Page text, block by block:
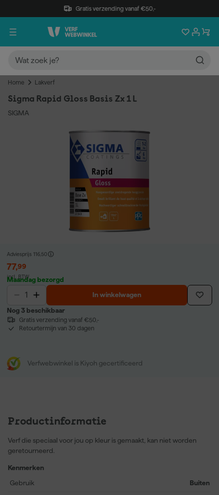
Gratis verzending vanaf €50,-
Home Lakverf
Sigma Rapid Gloss Basis Zx 1 L
SIGMA
Adviesprijs 116,50
77,99
incl. BTW
Maandag bezorgd
In winkelwagen
Nog 3 beschikbaar
Gratis verzending vanaf €50,-
Retourtermijn van 30 dagen
Verfwebwinkel is Kiyoh gecertificeerd
Productinformatie
Verf die speciaal voor jou op kleur is gemaakt, kan niet worden
geretourneerd.
Kenmerken
Gebruik
Buiten